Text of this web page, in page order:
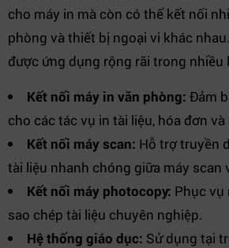
cho máy in mà còn có thể kết nối
phòng và thiết bị ngoại vi khác
được ứng dụng rộng rãi trong nhiều
Kết nối máy in văn phòng: Đảm
cho các tác vụ in tài liệu, hóa đơn và
Kết nối máy scan: Hỗ trợ truyền
tài liệu nhanh chóng giữa máy scan
Kết nối máy photocopy: Phục vụ
sao chép tài liệu chuyên nghiệp.
Hệ thống giáo dục: Sử dụng tại